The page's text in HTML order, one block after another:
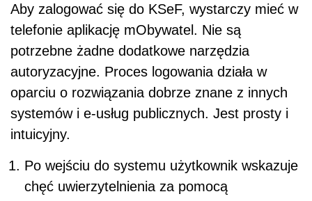
Aby zalogować się do KSeF, wystarczy mieć w
telefonie aplikację mObywatel. Nie są
potrzebne żadne dodatkowe narzędzia
autoryzacyjne. Proces logowania działa w
oparciu o rozwiązania dobrze znane z innych
systemów i e-usług publicznych. Jest prosty i
intuicyjny.
Po wejściu do systemu użytkownik wskazuje
chęć uwierzytelnienia za pomocą